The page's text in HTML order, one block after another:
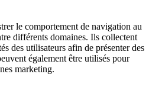
le comportement de navigation au
différents domaines. Ils collectent
des utilisateurs afin de présenter des
également être utilisés pour
marketing.